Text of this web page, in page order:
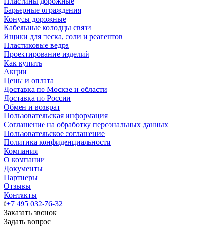
Барьерные ограждения
Конусы дорожные
Кабельные колодцы связи
Ящики для песка, соли и реагентов
Пластиковые ведра
Проектирование изделий
Как купить
Акции
Цены и оплата
Доставка по Москве и области
Доставка по России
Обмен и возврат
Пользовательская информация
Соглашение на обработку персональных данных
Пользовательское соглашение
Политика конфиденциальности
Компания
О компании
Документы
Партнеры
Отзывы
Контакты
+7 495 032-76-32
Заказать звонок
Задать вопрос